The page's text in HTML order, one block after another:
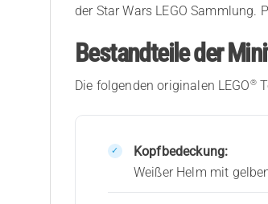
der Star Wars LEGO Sammlung.
Bestandteile der
Die folgenden originalen LEGO®
Kopfbedeckung:
Weißer Helm mit